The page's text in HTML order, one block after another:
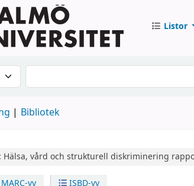
Listor
Sök i katalogen
Bibliotek
Hälsa, vård och strukturell diskriminering
MARC-vy ISBD-vy